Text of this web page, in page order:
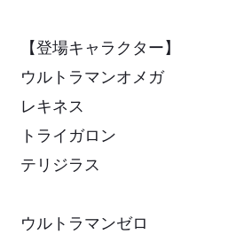
【登場キャラクター】
ウルトラマンオメガ
レキネス
トライガロン
テリジラス
ウルトラマンゼロ